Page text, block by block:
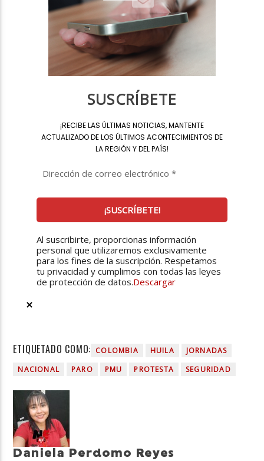
SUSCRÍBETE
¡RECIBE LAS ÚLTIMAS NOTICIAS, MANTENTE
ACTUALIZADO DE LOS ÚLTIMOS ACONTECIMIENTOS DE
LA REGIÓN Y DEL PAÍS!
Al suscribirte, proporcionas información
personal que utilizaremos exclusivamente
para los fines de la suscripción. Respetamos
tu privacidad y cumplimos con todas las leyes
de protección de datos.Descargar
ETIQUETADO COMO: COLOMBIA HUILA
JORNADAS
NACIONAL
PARO PMU PROTESTA SEGURIDAD
Daniela Perdomo Reyes